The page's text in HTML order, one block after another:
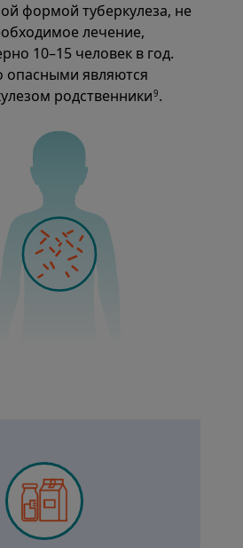
формой туберкулеза, не
лечение,
10–15 человек в год.
опасными являются
родственники9.